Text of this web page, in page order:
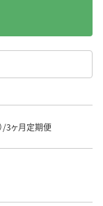
/3ヶ月定期便